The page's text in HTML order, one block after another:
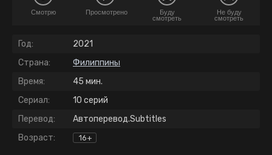
Смотрю Просмотрено
Буду
смотреть
Не буду
смотреть
Год:
2021
Страна:
Филиппины
Время:
45 мин.
Сериал:
10 серий
Перевод:
Автоперевод.Subtitles
Возраст:
16+